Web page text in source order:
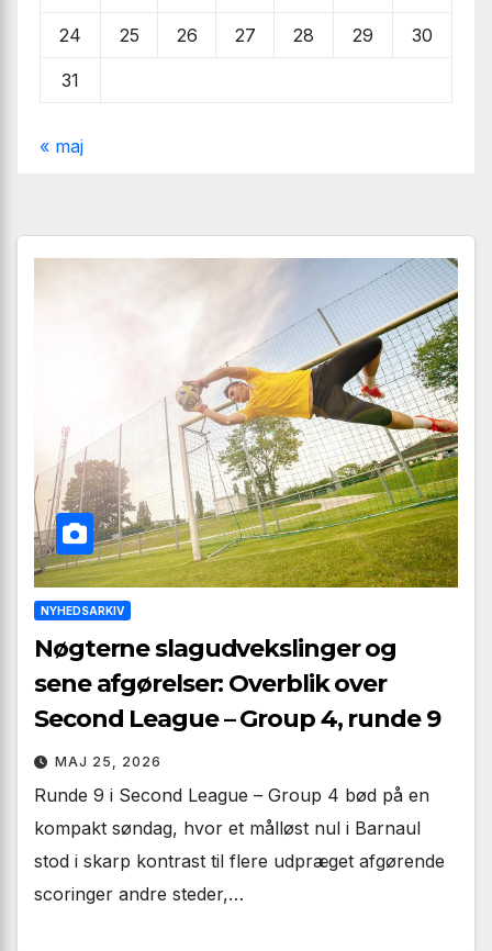
24 25 26 27 28 29 30
31
« maj
NYHEDSARKIV
Nøgterne slagudvekslinger og
sene afgørelser: Overblik over
Second League – Group 4, runde 9
MAJ 25, 2026
Runde 9 i Second League – Group 4 bød på en
kompakt søndag, hvor et målløst nul i Barnaul
stod i skarp kontrast til flere udpræget afgørende
scoringer andre steder,…